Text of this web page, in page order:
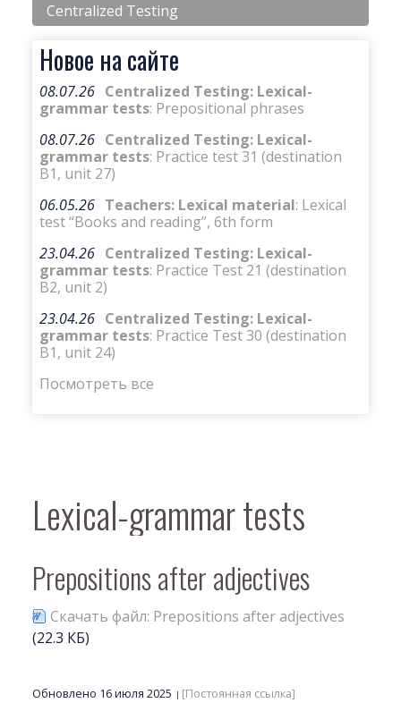
Centralized Testing
Новое на сайте
08.07.26 Centralized Testing: Lexical-
grammar tests: Prepositional phrases
08.07.26 Centralized Testing: Lexical-
grammar tests: Practice test 31 (destination
B1, unit 27)
06.05.26 Teachers: Lexical material: Lexical
test “Books and reading”, 6th form
23.04.26 Centralized Testing: Lexical-
grammar tests: Practice Test 21 (destination
B2, unit 2)
23.04.26 Centralized Testing: Lexical-
grammar tests: Practice Test 30 (destination
B1, unit 24)
Посмотреть все
Lexical-grammar tests
Prepositions after adjectives
Скачать файл: Prepositions after adjectives
(22.3 КБ)
Обновлено 16 июля 2025 [Постоянная ссылка]